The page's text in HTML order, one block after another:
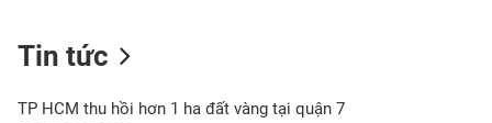
Tin tức
TP HCM thu hồi hơn 1 ha đất vàng tại quận 7